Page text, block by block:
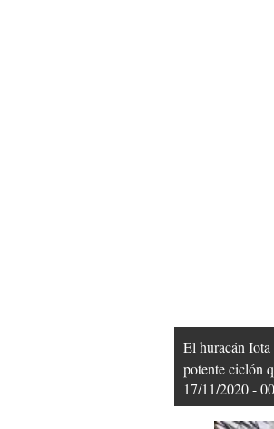
El huracán Iota
potente ciclón
17/11/2020 -